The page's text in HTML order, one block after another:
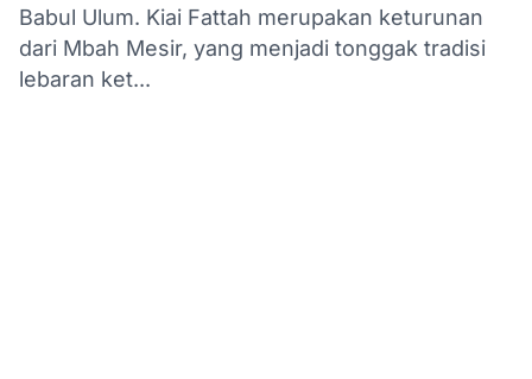
Babul Ulum. Kiai Fattah merupakan keturunan
dari Mbah Mesir, yang menjadi tonggak tradisi
lebaran ket...